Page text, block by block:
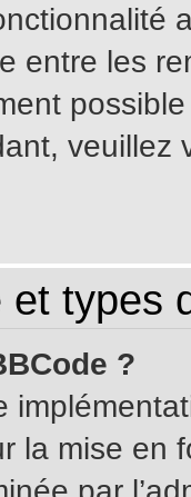
entre les
veuillez
et types
?
la mise en